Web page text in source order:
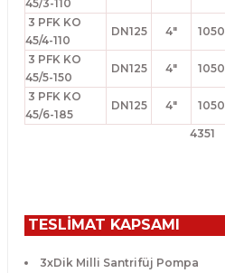
45/3-110
3 PFK KO
45/4-110
DN125 4" 1050
3 PFK KO
45/5-150
DN125 4" 1050
3 PFK KO
45/6-185
DN125 4" 1050
4351
TESLİMAT KAPSAMI
3xDik Milli Santrifüj Pompa